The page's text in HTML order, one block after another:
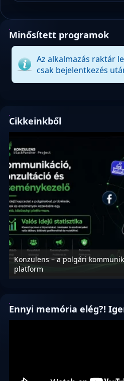
Minősített programok
Az alkalmazás raktár
csak bejelentkezés
Cikkeinkből
Konzulens – a polgári
platform
Ennyi memória elég?!